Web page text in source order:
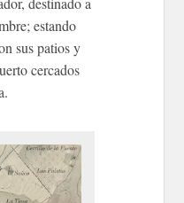
estando
sus patios y
cercados